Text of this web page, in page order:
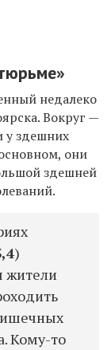
недалеко
Вокруг —
у здешних
они
здешней
)
жители
Кому-то